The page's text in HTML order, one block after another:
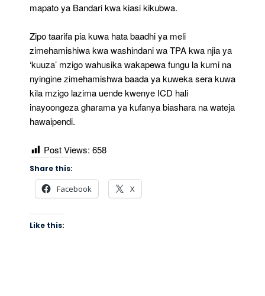
mapato ya Bandari kwa kiasi kikubwa.
Zipo taarifa pia kuwa hata baadhi ya meli
zimehamishiwa kwa washindani wa TPA kwa njia ya
‘kuuza’ mzigo wahusika wakapewa fungu la kumi na
nyingine zimehamishwa baada ya kuweka sera kuwa
kila mzigo lazima uende kwenye ICD hali
inayoongeza gharama ya kufanya biashara na wateja
hawaipendi.
Post Views: 658
Share this:
Facebook X
Like this: